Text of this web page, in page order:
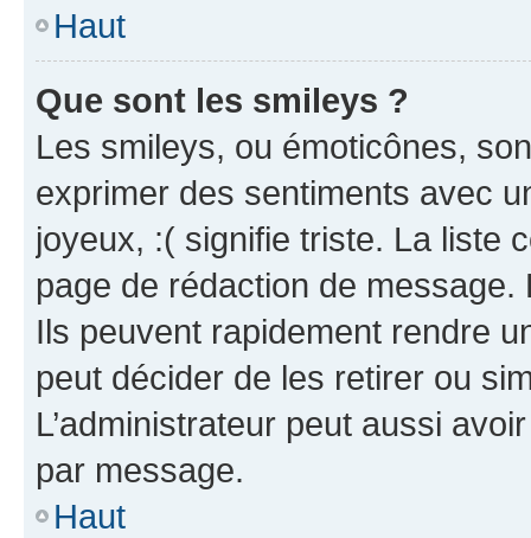
Haut
Que sont les smileys ?
Les smileys, ou émoticônes,
exprimer des sentiments avec
joyeux, :( signifie triste. La liste
page de rédaction de
Ils peuvent rapidement rendre
peut décider de les retirer ou
L’administrateur peut aussi
par message.
Haut